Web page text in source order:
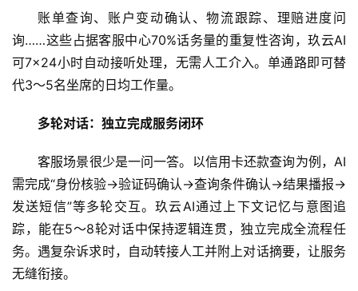
财
经
题
汽
车
·
新
登录 注册
账单查询、账户变动确认、物流跟踪、理赔进度问
询……这些占据客服中心70%话务量的重复性咨询，玖云AI
可7×24小时自动接听处理，无需人工介入。单通路即可替
代3～5名坐席的日均工作量。
多轮对话：独立完成服务闭环
客服场景很少是一问一答。以信用卡还款查询为例，AI
需完成“身份核验→验证码确认→查询条件确认→结果播报→
发送短信”等多轮交互。玖云AI通过上下文记忆与意图追
踪，能在5～8轮对话中保持逻辑连贯，独立完成全流程任
务。遇复杂诉求时，自动转接人工并附上对话摘要，让服务
无缝衔接。